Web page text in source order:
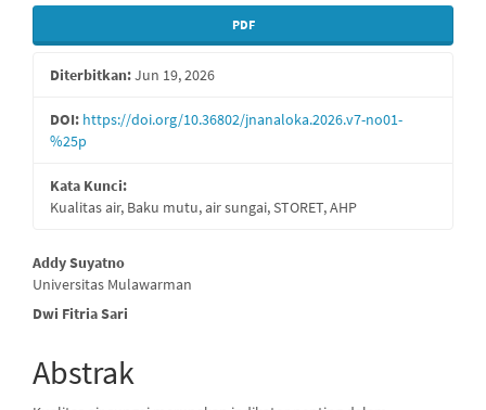
Bilah
Samping
Artikel
PDF
Diterbitkan:Jun 19, 2026
DOI: https://doi.org/10.36802/jnanaloka.2026.v7-no01-
%25p
Kata Kunci:
Kualitas air, Baku mutu, air sungai, STORET, AHP
Isi
Artikel
Addy Suyatno
Universitas Mulawarman
Dwi Fitria Sari
Abstrak